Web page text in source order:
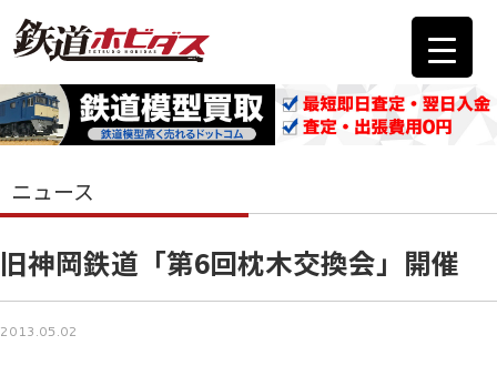
ニュース
旧神岡鉄道「第6回枕木交換会」開催
2013.05.02